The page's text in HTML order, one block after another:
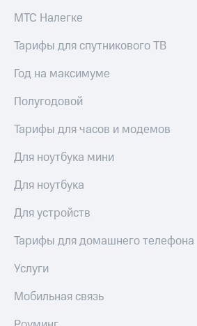
МТС Налегке
Тарифы для спутникового ТВ
Год на максимуме
Полугодовой
Тарифы для часов и модемов
Для ноутбука мини
Для ноутбука
Для устройств
Тарифы для домашнего телефона
Услуги
Мобильная связь